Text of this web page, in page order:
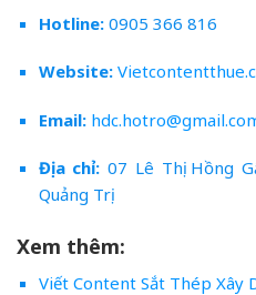
Hotline:0905 366 816
Website:
Email:
Địa chỉ: 07 Lê Thị Hồng
Quảng Trị
Xem thêm:
Viết Content Sắt Thép Xây